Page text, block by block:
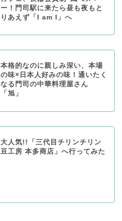
ー！門司駅に来たら昼も夜もと
りあえず「I am I」へ
本格的なのに親しみ深い、本場
の味×日本人好みの味！通いたく
なる門司の中華料理屋さん
「旭」
大人気!!「三代目チリンチリン
豆工房 本多商店」へ行ってみた